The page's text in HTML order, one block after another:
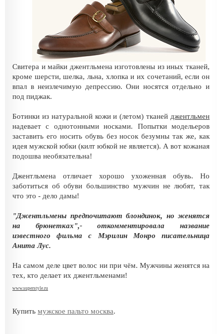
Свитера и майки джентльмена изготовлены из иных тканей,
кроме шерсти, шелка, льна, хлопка и их сочетаний, если он
впал в неизлечимую депрессию. Они носятся отдельно и
под пиджак.
Ботинки из натуральной кожи и (летом) тканей джентльмен
надевает с однотонными носками. Попытки модельеров
заставить его носить обувь без носок безумны так же, как
идея мужской юбки (килт юбкой не является). А вот кожаная
подошва необязательна!
Джентльмена отличает хорошо ухоженная обувь. Но
заботиться об обуви большинство мужчин не любят, так
что это - дело дамы!
"Джентльмены предпочитают блондинок, но женятся
на брюнетках",- откомментировала название
известного фильма с Мэрилин Монро писательница
Анита Лус.
На самом деле цвет волос ни при чём. Мужчины женятся на
тех, кто делает их джентльменами!
www.superstyle.ru
Купить мужское пальто москва.